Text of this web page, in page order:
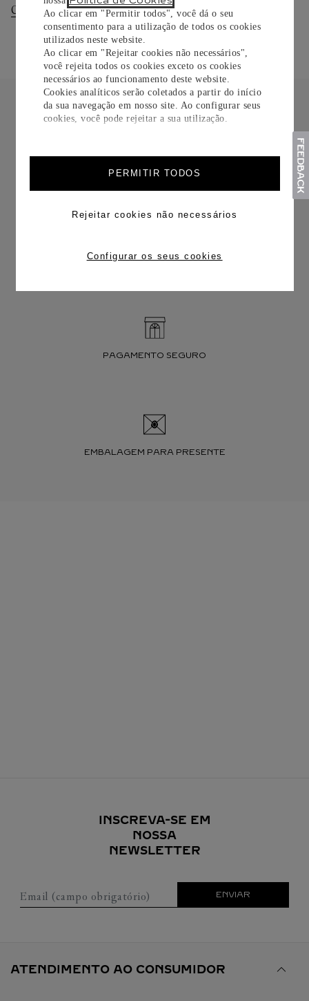
Ao clicar em "Permitir todos", você dá o seu
consentimento para a utilização de todos os cookies
utilizados neste website.
Ao clicar em "Rejeitar cookies não necessários",
você rejeita todos os cookies exceto os cookies
necessários ao funcionamento deste website.
Cookies analíticos serão coletados a partir do início
da sua navegação em nosso site. Ao configurar seus
cookies, você pode rejeitar a sua utilização.
PERMITIR TODOS
Rejeitar cookies não necessários
Configurar os seus cookies
Consultar Entregas Consultar Devoluções
TROCAS E DEVOLUÇÕES
PAGAMENTO SEGURO
EMBALAGEM PARA PRESENTE
INSCREVA-SE EM
NOSSA
NEWSLETTER
Email (campo obrigatório) ENVIAR
ATENDIMENTO AO CONSUMIDOR